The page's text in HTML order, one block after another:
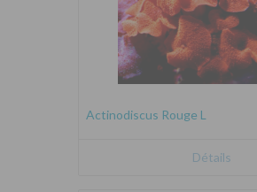
Actinodiscus Rouge L
Détails